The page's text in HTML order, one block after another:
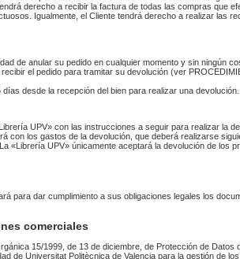
derecho a recibir la factura de todas las compras que
Igualmente, el Cliente tendrá derecho a realizar las
de anular su pedido en cualquier momento y sin ningún
el pedido para tramitar su devolución (ver
desde la recepción del bien para realizar una devolución.
UPV» con las instrucciones a seguir para realizar la
con los gastos de la devolución, que deberá realizarse
«Librería UPV» únicamente aceptará la devolución de
para dar cumplimiento a sus obligaciones legales los
comerciales
15/1999, de 13 de diciembre, de Protección de
de Universitat Politècnica de Valencia para la gestión de